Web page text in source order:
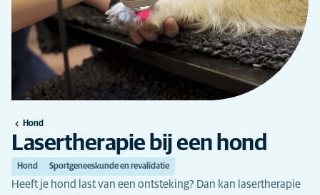
Hond
Lasertherapie bij een hond
Hond Sportgeneeskunde en revalidatie
Heeft je hond last van een ontsteking? Dan kan lasertherapie